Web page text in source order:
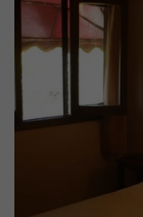
Escapadinhas
Cruzeiros
Promoções
Cheque Viagem